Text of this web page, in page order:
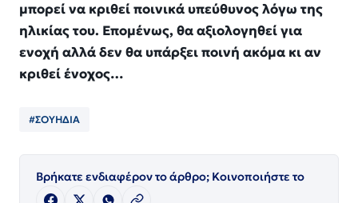
μπορεί να κριθεί ποινικά υπεύθυνος λόγω της
ηλικίας του. Επομένως, θα αξιολογηθεί για
ενοχή αλλά δεν θα υπάρξει ποινή ακόμα κι αν
κριθεί ένοχος…
#ΣΟΥΗΔΙΑ
Βρήκατε ενδιαφέρον το άρθρο; Κοινοποιήστε το